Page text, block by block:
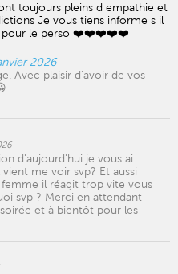
toujours pleins d empathie et
Je vous tiens informe s il
pour le perso ❤️❤️❤️❤️❤️
2026
Avec plaisir d'avoir de vos
d'aujourd'hui je vous ai
me voir svp? Et aussi
il réagit trop vite vous
svp ? Merci en attendant
et à bientôt pour les